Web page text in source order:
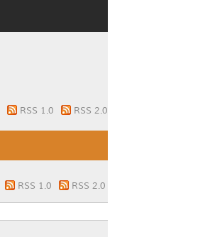
RSS 1.0 RSS 2.0
RSS 1.0 RSS 2.0